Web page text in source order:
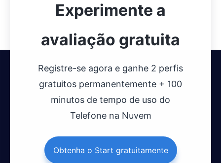
Experimente a
avaliação gratuita
Registre-se agora e ganhe 2 perfis
gratuitos permanentemente + 100
minutos de tempo de uso do
Telefone na Nuvem
Obtenha o Start gratuitamente